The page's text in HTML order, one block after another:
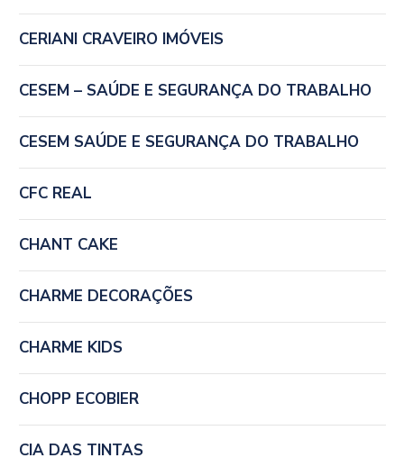
CERIANI CRAVEIRO IMÓVEIS
CESEM – SAÚDE E SEGURANÇA DO TRABALHO
CESEM SAÚDE E SEGURANÇA DO TRABALHO
CFC REAL
CHANT CAKE
CHARME DECORAÇÕES
CHARME KIDS
CHOPP ECOBIER
CIA DAS TINTAS